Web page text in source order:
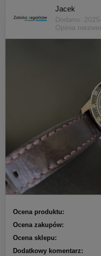
Jacek
Dodano:
Opinia
Ocena produktu:
Ocena zakupów:
Ocena sklepu:
Dodatkowy komentarz: